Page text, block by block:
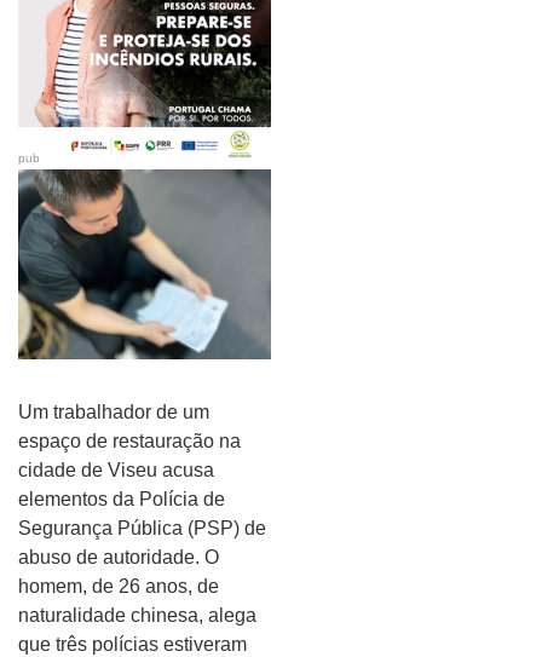
pub
Um trabalhador de um
espaço de restauração na
cidade de Viseu acusa
elementos da Polícia de
Segurança Pública (PSP) de
abuso de autoridade. O
homem, de 26 anos, de
naturalidade chinesa, alega
que três polícias estiveram